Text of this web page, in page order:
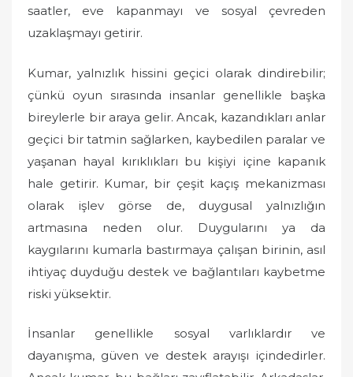
saatler, eve kapanmayı ve sosyal çevreden
uzaklaşmayı getirir.
Kumar, yalnızlık hissini geçici olarak dindirebilir;
çünkü oyun sırasında insanlar genellikle başka
bireylerle bir araya gelir. Ancak, kazandıkları anlar
geçici bir tatmin sağlarken, kaybedilen paralar ve
yaşanan hayal kırıklıkları bu kişiyi içine kapanık
hale getirir. Kumar, bir çeşit kaçış mekanizması
olarak işlev görse de, duygusal yalnızlığın
artmasına neden olur. Duygularını ya da
kaygılarını kumarla bastırmaya çalışan birinin, asıl
ihtiyaç duyduğu destek ve bağlantıları kaybetme
riski yüksektir.
İnsanlar genellikle sosyal varlıklardır ve
dayanışma, güven ve destek arayışı içindedirler.